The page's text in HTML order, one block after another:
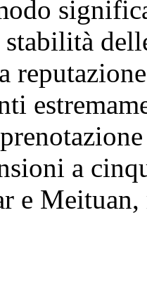
stabilità
a
e